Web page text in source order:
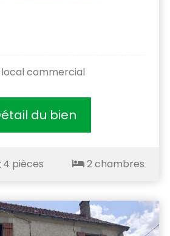
commercial
du bien
4 pièces 2 chambres